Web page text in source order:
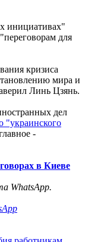
инициативах"
для
кризиса
мира и
Линь Цзянь.
дел
"украинского
-
в Киеве
WhatsApp.